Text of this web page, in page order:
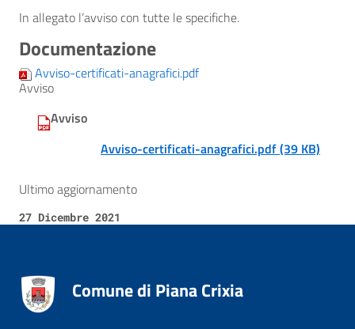
In allegato l’avviso con tutte le specifiche.
Documentazione
Avviso-certificati-anagrafici.pdf
Avviso
Avviso
Avviso-certificati-anagrafici.pdf (39 KB)
Ultimo aggiornamento
27 Dicembre 2021
Comune di Piana Crixia